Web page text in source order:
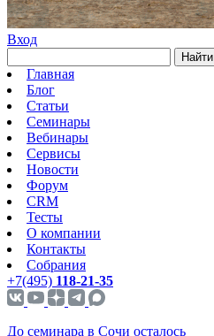
Вход
Найти
Главная
Блог
Статьи
Семинары
Вебинары
Сервисы
Новости
Форум
CRM
Тесты
О компании
Контакты
Собрания
+7(495) 118-21-35
До семинара в Сочи осталось